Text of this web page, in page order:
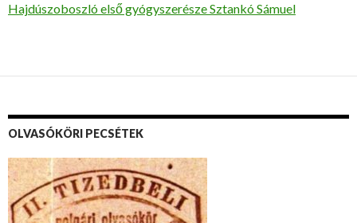
Hajdúszoboszló első gyógyszerésze Sztankó Sámuel
OLVASÓKÖRI PECSÉTEK